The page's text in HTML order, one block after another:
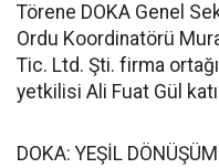
Törene DOKA Genel
Ordu Koordinatörü
Tic. Ltd. Şti. firma
yetkilisi Ali Fuat Gül
DOKA: YEŞİL